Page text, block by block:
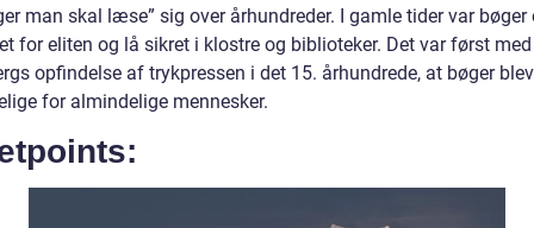
man skal læse” sig over århundreder. I gamle tider var bøger
for eliten og lå sikret i klostre og biblioteker. Det var først med
opfindelse af trykpressen i det 15. århundrede, at bøger
for almindelige mennesker.